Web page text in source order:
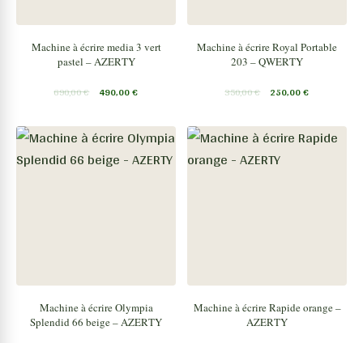
Machine à écrire media 3 vert
pastel – AZERTY
690,00€ 490,00€
Machine à écrire Royal Portable
203 – QWERTY
350,00€ 250,00€
Machine à écrire Olympia
Splendid 66 beige – AZERTY
Machine à écrire Rapide orange –
AZERTY